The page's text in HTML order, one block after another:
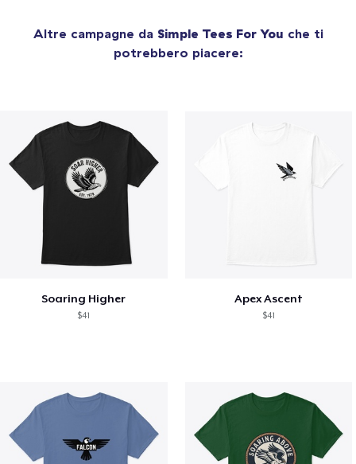
Altre campagne da Simple Tees For You che ti
potrebbero piacere:
Soaring Higher
$41
Apex Ascent
$41